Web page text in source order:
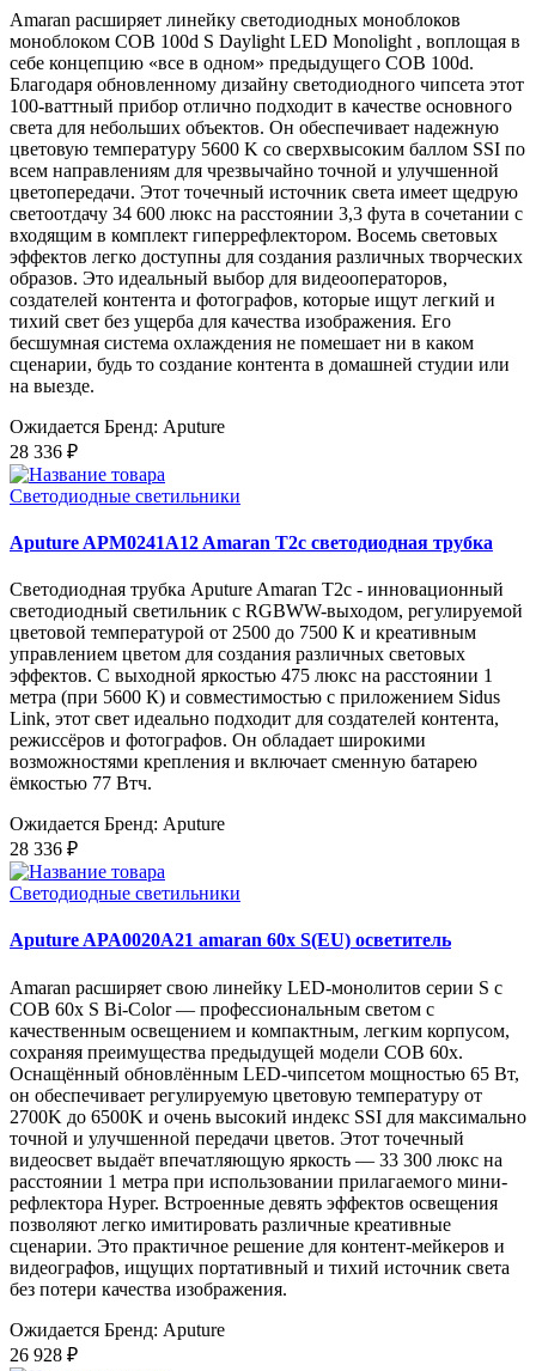
Amaran расширяет линейку светодиодных моноблоков
моноблоком COB 100d S Daylight LED Monolight , воплощая в
себе концепцию «все в одном» предыдущего COB 100d.
Благодаря обновленному дизайну светодиодного чипсета этот
100-ваттный прибор отлично подходит в качестве основного
света для небольших объектов. Он обеспечивает надежную
цветовую температуру 5600 K со сверхвысоким баллом SSI по
всем направлениям для чрезвычайно точной и улучшенной
цветопередачи. Этот точечный источник света имеет щедрую
светоотдачу 34 600 люкс на расстоянии 3,3 фута в сочетании с
входящим в комплект гиперрефлектором. Восемь световых
эффектов легко доступны для создания различных творческих
образов. Это идеальный выбор для видеооператоров,
создателей контента и фотографов, которые ищут легкий и
тихий свет без ущерба для качества изображения. Его
бесшумная система охлаждения не помешает ни в каком
сценарии, будь то создание контента в домашней студии или
на выезде.
Ожидается Бренд: Aputure
28 336 ₽
Светодиодные светильники
Aputure APM0241A12 Amaran T2c светодиодная трубка
Светодиодная трубка Aputure Amaran T2c - инновационный
светодиодный светильник с RGBWW-выходом, регулируемой
цветовой температурой от 2500 до 7500 К и креативным
управлением цветом для создания различных световых
эффектов. С выходной яркостью 475 люкс на расстоянии 1
метра (при 5600 К) и совместимостью с приложением Sidus
Link, этот свет идеально подходит для создателей контента,
режиссёров и фотографов. Он обладает широкими
возможностями крепления и включает сменную батарею
ёмкостью 77 Втч.
Ожидается Бренд: Aputure
28 336 ₽
Светодиодные светильники
Aputure APA0020A21 amaran 60x S(EU) осветитель
Amaran расширяет свою линейку LED-монолитов серии S с
COB 60x S Bi-Color — профессиональным светом с
качественным освещением и компактным, легким корпусом,
сохраняя преимущества предыдущей модели COB 60x.
Оснащённый обновлённым LED-чипсетом мощностью 65 Вт,
он обеспечивает регулируемую цветовую температуру от
2700K до 6500K и очень высокий индекс SSI для максимально
точной и улучшенной передачи цветов. Этот точечный
видеосвет выдаёт впечатляющую яркость — 33 300 люкс на
расстоянии 1 метра при использовании прилагаемого мини-
рефлектора Hyper. Встроенные девять эффектов освещения
позволяют легко имитировать различные креативные
сценарии. Это практичное решение для контент-мейкеров и
видеографов, ищущих портативный и тихий источник света
без потери качества изображения.
Ожидается Бренд: Aputure
26 928 ₽